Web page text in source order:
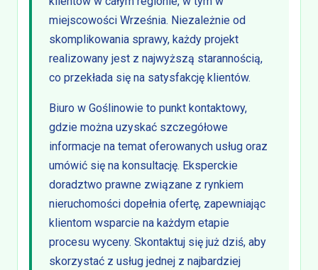
miejscowości Września. Niezależnie od
skomplikowania sprawy, każdy projekt
realizowany jest z najwyższą starannością,
co przekłada się na satysfakcję klientów.
Biuro w Goślinowie to punkt kontaktowy,
gdzie można uzyskać szczegółowe
informacje na temat oferowanych usług oraz
umówić się na konsultację. Eksperckie
doradztwo prawne związane z rynkiem
nieruchomości dopełnia ofertę, zapewniając
klientom wsparcie na każdym etapie
procesu wyceny. Skontaktuj się już dziś, aby
skorzystać z usług jednej z najbardziej